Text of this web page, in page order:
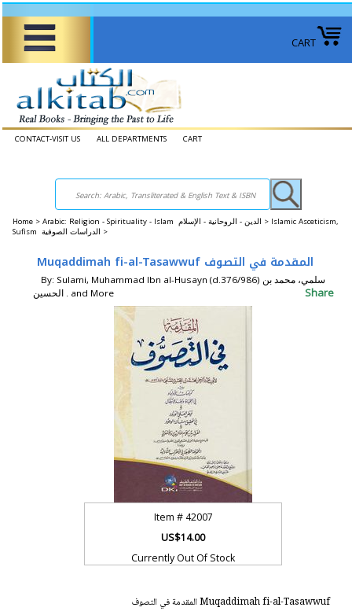
CART
CONTACT-VISIT US ALL DEPARTMENTS CART
Home > Arabic: Religion - Spirituality - Islam الدين - الروحانية - الإسلام > Islamic Asceticism,
Sufism الدراسات الصوفية >
Muqaddimah fi-al-Tasawwuf المقدمة في التصوف
By: Sulami, Muhammad Ibn al-Husayn (d.376/986) سلمي، محمد بن
الحسين . and More
Share
Item #42007
US$14.00
Currently Out Of Stock
Muqaddimah fi-al-Tasawwuf المقدمة في التصوف